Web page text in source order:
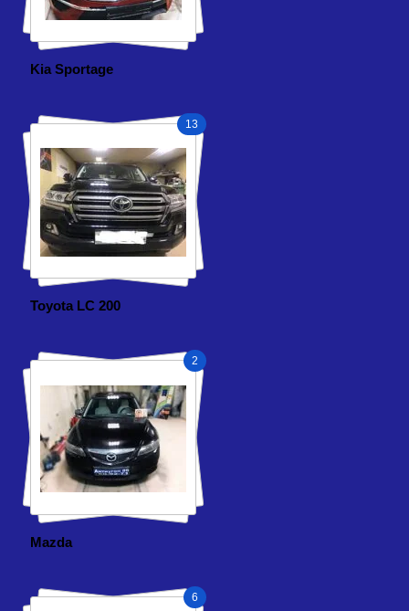
Kia Sportage
13
Toyota LC 200
2
Mazda
6